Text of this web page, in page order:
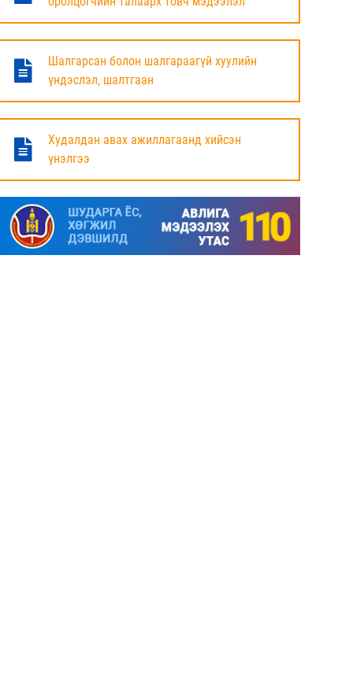
ХҮЛЭЭЛЦЭЖ БАЙНА
6 сар
МАЛ ТООЛЛОГЫН НЭГДСЭН ДҮНГ
ТАНИЛЦУУЛЛАА.
6 сар
НИЙСЛЭЛИЙН ИРГЭДИЙН
ТӨЛӨӨЛӨГЧДИЙН ХУРЛЫН ДАРГА, ЗАСАГ
ДАРГА НАРТАЙ ЦАХИМ УУЛЗАЛТ ХИЙЖ
БАЙНА
Шалгарсан болон шалгараагүй хуулийн
үндэслэл, шалтгаан
Худалдан авах ажиллагаанд хийсэн
үнэлгээ